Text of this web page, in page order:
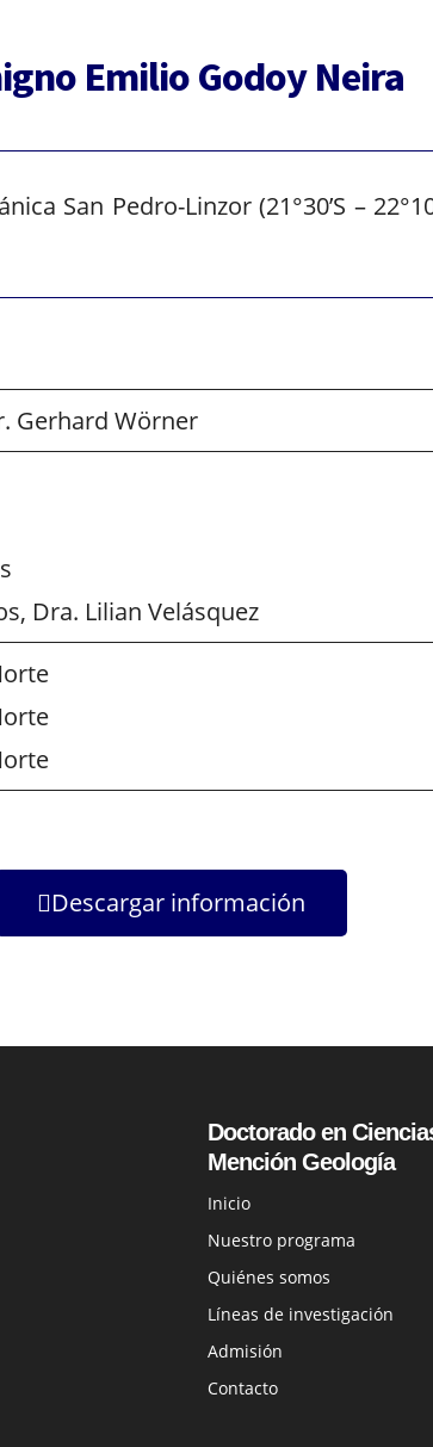
Emilio Godoy Neira
San Pedro-Linzor (21°30’S –
Gerhard Wörner
Dra. Lilian Velásquez
Descargar información
Doctorado en
Mención Geología
Inicio
Nuestro programa
Quiénes somos
Líneas de investigación
Admisión
Contacto